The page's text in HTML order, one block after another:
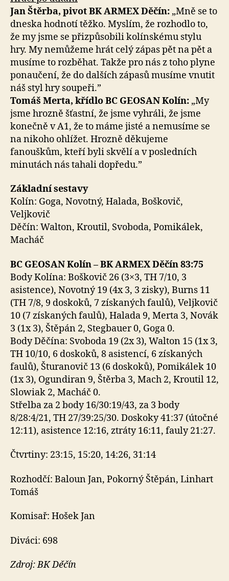
Jan Štěrba, pivot BK ARMEX Děčín: „Mně se to
dneska hodnotí těžko. Myslím, že rozhodlo to,
že my jsme se přizpůsobili kolínskému stylu
hry. My nemůžeme hrát celý zápas pět na pět a
musíme to rozběhat. Takže pro nás z toho plyne
ponaučení, že do dalších zápasů musíme vnutit
náš styl hry soupeři.”
Tomáš Merta, křídlo BC GEOSAN Kolín: „My
jsme hrozně šťastní, že jsme vyhráli, že jsme
konečně v A1, že to máme jisté a nemusíme se
na nikoho ohlížet. Hrozně děkujeme
fanouškům, kteří byli skvělí a v posledních
minutách nás tahali dopředu.”
Základní sestavy
Kolín: Goga, Novotný, Halada, Boškovič,
Veljkovič
Děčín: Walton, Kroutil, Svoboda, Pomikálek,
Macháč
BC GEOSAN Kolín – BK ARMEX Děčín 83:75
Body Kolína: Boškovič 26 (3×3, TH 7/10, 3
asistence), Novotný 19 (4x 3, 3 zisky), Burns 11
(TH 7/8, 9 doskoků, 7 získaných faulů), Veljkovič
10 (7 získaných faulů), Halada 9, Merta 3, Novák
3 (1x 3), Štěpán 2, Stegbauer 0, Goga 0.
Body Děčína: Svoboda 19 (2x 3), Walton 15 (1x 3,
TH 10/10, 6 doskoků, 8 asistencí, 6 získaných
faulů), Šturanovič 13 (6 doskoků), Pomikálek 10
(1x 3), Ogundiran 9, Štěrba 3, Mach 2, Kroutil 12,
Slowiak 2, Macháč 0.
Střelba za 2 body 16/30:19/43, za 3 body
8/28:4/21, TH 27/39:25/30. Doskoky 41:37 (útočné
12:11), asistence 12:16, ztráty 16:11, fauly 21:27.
Čtvrtiny: 23:15, 15:20, 14:26, 31:14
Rozhodčí: Baloun Jan, Pokorný Štěpán, Linhart
Tomáš
Komisař: Hošek Jan
Diváci: 698
Zdroj: BK Děčín